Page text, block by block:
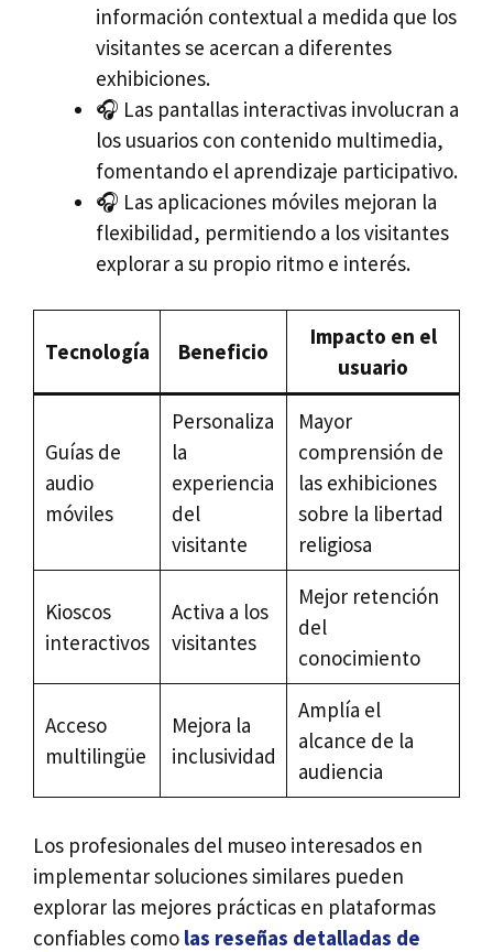
información contextual a medida que los
visitantes se acercan a diferentes
exhibiciones.
🎧 Las pantallas interactivas involucran a
los usuarios con contenido multimedia,
fomentando el aprendizaje participativo.
🎧 Las aplicaciones móviles mejoran la
flexibilidad, permitiendo a los visitantes
explorar a su propio ritmo e interés.
Tecnología Beneficio
Impacto en el
usuario
Guías de
audio
móviles
Personaliza
la
experiencia
del
visitante
Mayor
comprensión de
las exhibiciones
sobre la libertad
religiosa
Kioscos
interactivos
Activa a los
visitantes
Mejor retención
del
conocimiento
Acceso
multilingüe
Mejora la
inclusividad
Amplía el
alcance de la
audiencia
Los profesionales del museo interesados en
implementar soluciones similares pueden
explorar las mejores prácticas en plataformas
confiables como las reseñas detalladas de